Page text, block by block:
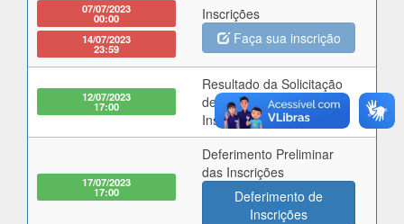
07/07/2023
00:00
14/07/2023
23:59
Inscrições
Faça sua inscrição
12/07/2023
17:00
Resultado da Solicitação
de Isenção da Taxa de
Inscrição
17/07/2023
17:00
Deferimento Preliminar
das Inscrições
Deferimento de
Inscrições